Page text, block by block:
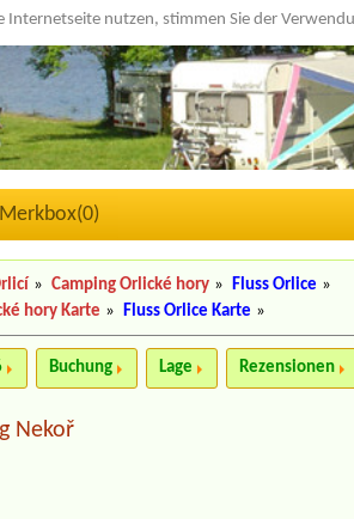
Internetseite nutzen, stimmen Sie der
Merkbox(0)
» Camping Orlické hory » Fluss Orlice »
hory Karte » Fluss Orlice Karte »
Buchung Lage Rezensionen
Nekoř